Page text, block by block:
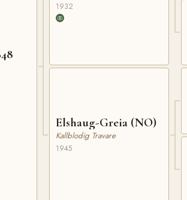
1932
Elshaug-Greia (NO)
Kallblodig Travare
1945